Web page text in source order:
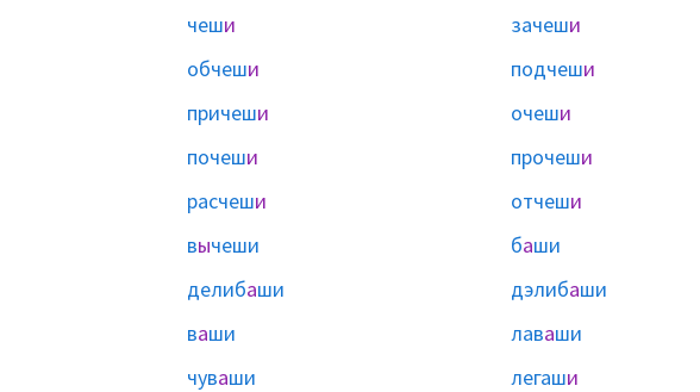
чеши зачеши
обчеши подчеши
причеши очеши
почеши прочеши
расчеши отчеши
вычеши баши
делибаши дэлибаши
ваши лаваши
чуваши легаши